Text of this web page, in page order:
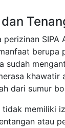
perizinan SIPA
berupa
sudah
khawatir
dari sumur
tidak memiliki
atau